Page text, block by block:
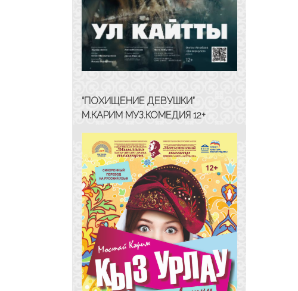
“ПОХИЩЕНИЕ ДЕВУШКИ”
М.КАРИМ МУЗ.КОМЕДИЯ 12+